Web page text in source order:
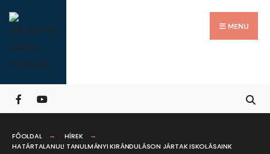
Skip
to
content
MENU
FŐOLDAL
HÍREK
HATÁRTALANUL! TANULMÁNYI KIRÁNDULÁSON JÁRTAK ISKOLÁSAINK
for:
Close